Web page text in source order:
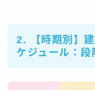
2. 【時期別】
ケジュール：段